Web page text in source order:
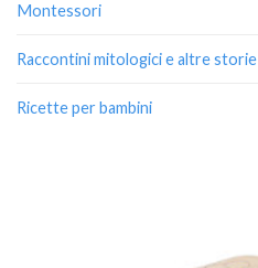
Montessori
Raccontini mitologici e altre storie
Ricette per bambini